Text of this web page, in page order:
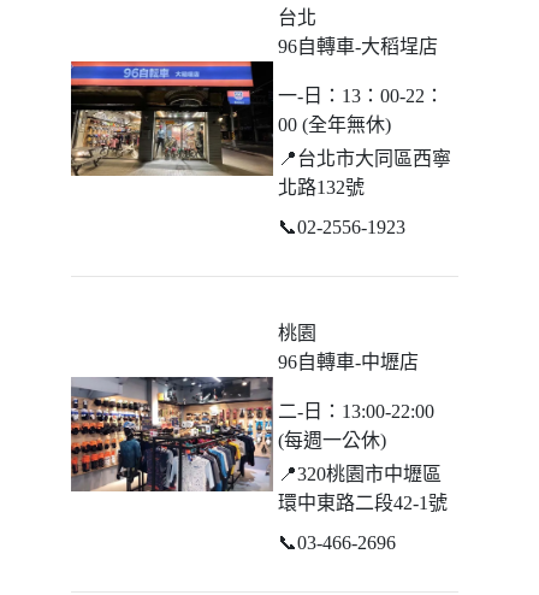
台北
96自轉車-大稻埕店
一-日：13：00-22：
00 (全年無休)
📍台北市大同區西寧
北路132號
📞02-2556-1923
桃園
96自轉車-中壢店
二-日：13:00-22:00
(每週一公休)
📍320桃園市中壢區
環中東路二段42-1號
📞03-466-2696